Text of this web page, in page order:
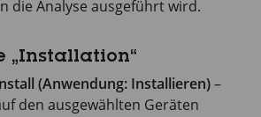
die Analyse ausgeführt wird.
„Installation“
(Anwendung: Installieren)–
den ausgewählten Geräten